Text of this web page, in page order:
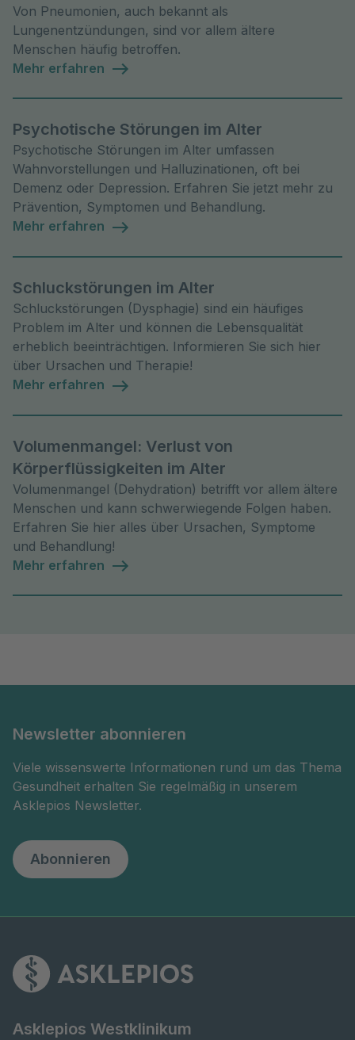
Von Pneumonien, auch bekannt als
Lungenentzündungen, sind vor allem ältere
Menschen häufig betroffen.
Mehr erfahren
Psychotische Störungen im Alter
Psychotische Störungen im Alter umfassen
Wahnvorstellungen und Halluzinationen, oft bei
Demenz oder Depression. Erfahren Sie jetzt mehr zu
Prävention, Symptomen und Behandlung.
Mehr erfahren
Schluckstörungen im Alter
Schluckstörungen (Dysphagie) sind ein häufiges
Problem im Alter und können die Lebensqualität
erheblich beeinträchtigen. Informieren Sie sich hier
über Ursachen und Therapie!
Mehr erfahren
Volumenmangel: Verlust von
Körperflüssigkeiten im Alter
Volumenmangel (Dehydration) betrifft vor allem ältere
Menschen und kann schwerwiegende Folgen haben.
Erfahren Sie hier alles über Ursachen, Symptome
und Behandlung!
Mehr erfahren
Newsletter abonnieren
Viele wissenswerte Informationen rund um das Thema
Gesundheit erhalten Sie regelmäßig in unserem
Asklepios Newsletter.
Abonnieren
Asklepios Westklinikum